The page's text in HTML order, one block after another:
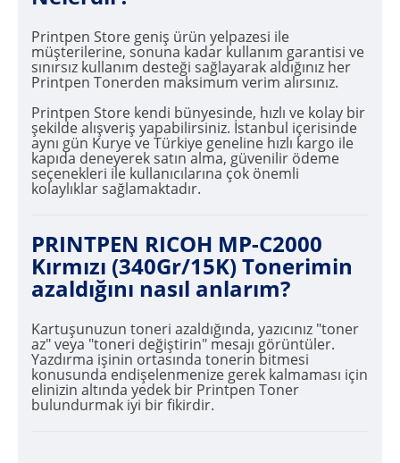
Printpen Store geniş ürün yelpazesi ile
müşterilerine, sonuna kadar kullanım garantisi ve
sınırsız kullanım desteği sağlayarak aldığınız her
Printpen Tonerden maksimum verim alırsınız.
Printpen Store kendi bünyesinde, hızlı ve kolay bir
şekilde alışveriş yapabilirsiniz. İstanbul içerisinde
aynı gün Kurye ve Türkiye geneline hızlı kargo ile
kapıda deneyerek satın alma, güvenilir ödeme
seçenekleri ile kullanıcılarına çok önemli
kolaylıklar sağlamaktadır.
PRINTPEN RICOH MP-C2000
Kırmızı (340Gr/15K) Tonerimin
azaldığını nasıl anlarım?
Kartuşunuzun toneri azaldığında, yazıcınız "toner
az" veya "toneri değiştirin" mesajı görüntüler.
Yazdırma işinin ortasında tonerin bitmesi
konusunda endişelenmenize gerek kalmaması için
elinizin altında yedek bir Printpen Toner
bulundurmak iyi bir fikirdir.